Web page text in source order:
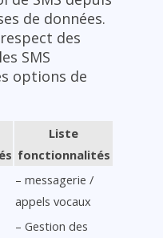
de données.
des
SMS
options de
Liste
fonctionnalités
– messagerie /
appels vocaux
– Gestion des